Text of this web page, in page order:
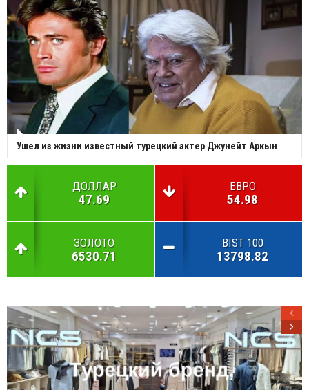
Ушел из жизни известный турецкий актер Джунейт Аркын
ДОЛЛАР
47.69
ЕВРО
54.98
ЗОЛОТО
6530.71
BIST 100
13798.82